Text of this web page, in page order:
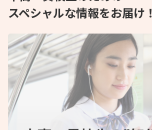
スペシャルな情報をお届け！